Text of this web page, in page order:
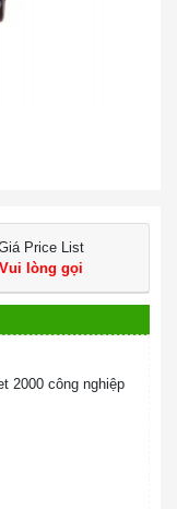
Price List
Vui lòng gọi
2000 công nghiệp